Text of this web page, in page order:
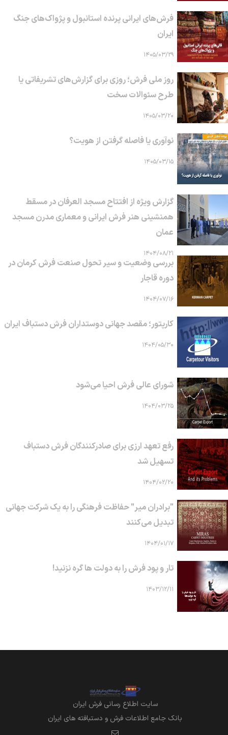
فرش‌های ایرانی پرنده استانبول و پژواک‌های جنگ
ایران
۱۴۰۵/۰۳/۲۹
روز ملی فرش؛ روزی برای گزارش‌های تشریفاتی یا
طرح سئوالات سخت
۱۴۰۵/۰۳/۲۰
نوآوری یا فاصله گرفتن از هویت؟
۱۴۰۵/۰۳/۱۵
گزارش ویژه از افتتاح مسجد العرفان در مسقط
همنشینی هنر فرش ایرانی و معماری مدرن مسجد
عمان
۱۴۰۴/۰۸/۲۱
بررسی وضعیت و سیر تحول صنعت فرش کرمان در
دوره قاجار
۱۴۰۴/۰۷/۱۶
کارپتور؛ مقصد جهانی دوستداران فرش دستباف ایران
۱۴۰۴/۰۵/۳۰
شورای عالی فرش احیا می‌شود
۱۴۰۴/۰۳/۲۵
رفع تعهد ارزی برای صادرکنندگان فرش دستباف
تسهیل شد
۱۴۰۴/۰۲/۲۰
"برادران میر" حفاظت فرهنگی را به یک شرکت جهانی
تبدیل می‌کنند
۱۴۰۴/۰۱/۱۷
تار و پود فرش را به دولت ها گره نزنید!
۱۴۰۳/۱۲/۱۱
سايت اطلاع رساني فرش ايران
بانک جامع اطلاعات فرش و دستبافته های ایران